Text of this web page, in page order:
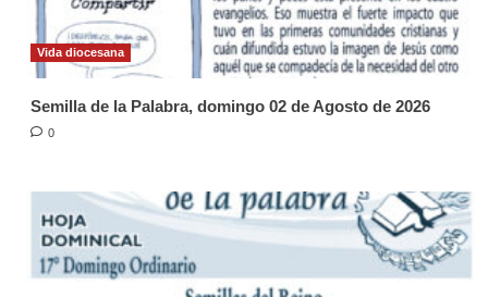
Vida diocesana
Semilla de la Palabra, domingo 02 de Agosto de 2026
0